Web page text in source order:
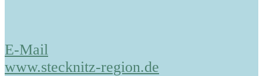
E-Mail
www.stecknitz-region.de